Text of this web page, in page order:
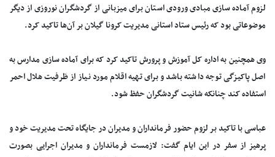
لزوم آماده سازی مبادی ورودی استان برای میزبانی از گردشگران نوروزی از دیگر
موضوعاتی بود که رئیس ستاد استانی مدیریت کرونا گیلان بر آن‌ها تاکید کرد.
وی همچنین به اداره کل آموزش و پرورش تاکید کرد که برای آماده سازی مدارس به
اصل پاکیزگی توجه داشته باشد و برای تهیه اقلام مورد نیاز از ظرفیت هلال احمر
استفاده کند چنانکه شانیت گردشگران حفظ شود.
عباسی با تاکید بر لزوم حضور فرمانداران و مدیران در جایگاه تحت مدیریت خود و
پرهیز از سفر در این ایام گفت: لازمست فرمانداران و مدیران اجرایی بصورت